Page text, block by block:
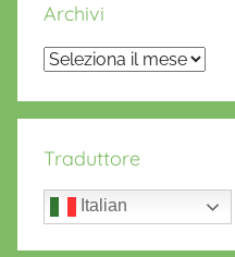
Archivi
Archivi
Traduttore
Italian